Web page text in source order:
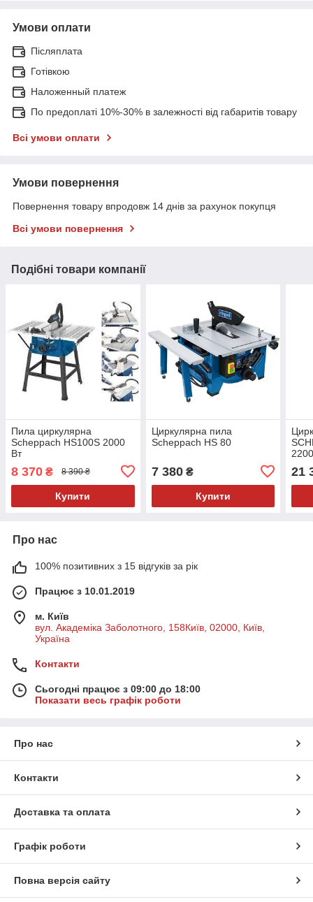
Умови оплати
Післяплата
Готівкою
Наложенный платеж
По предоплаті 10%-30% в залежності від габаритів товару
Всі умови оплати
Умови повернення
Повернення товару впродовж 14 днів за рахунок покупця
Всі умови повернення
Подібні товари компанії
Пила циркулярна
Scheppach HS100S 2000
Вт
8 370 ₴ 8 390 ₴
Купити
Циркулярна пила
Scheppach HS 80
7 380₴
Купити
21
Про нас
100% позитивних з 15 відгуків за рік
Працює з 10.01.2019
м. Київ
вул. Академіка Заболотного, 158Київ, 02000, Київ,
Україна
Контакти
Сьогодні працює з 09:00 до 18:00
Показати весь графік роботи
Про нас
Контакти
Доставка та оплата
Графік роботи
Повна версія сайту